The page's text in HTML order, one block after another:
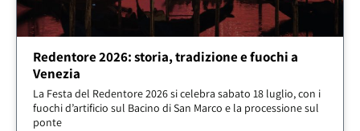
Redentore 2026: storia, tradizione e fuochi a
Venezia
La Festa del Redentore 2026 si celebra sabato 18 luglio, con i
fuochi d’artificio sul Bacino di San Marco e la processione sul
ponte